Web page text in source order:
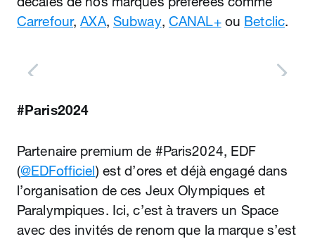
Carrefour,AXA, Subway, CANAL+ou Betclic.
#Paris2024
Partenaire premium de #Paris2024, EDF
(@EDFofficiel) est d’ores et déjà engagé dans
l’organisation de ces Jeux Olympiques et
Paralympiques. Ici, c’est à travers un Space
avec des invités de renom que la marque s’est